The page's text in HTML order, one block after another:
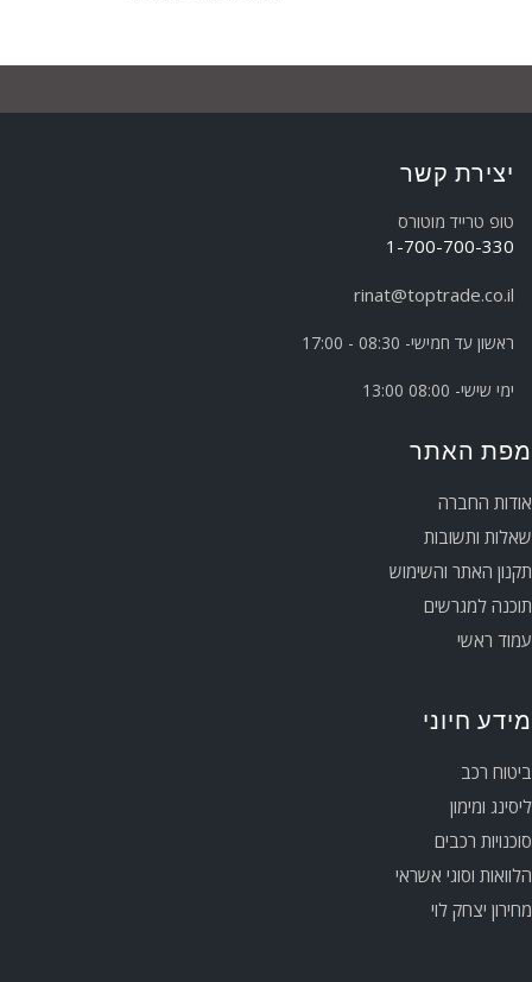
יצירת קשר
טופ טרייד מוטורס
1-700-700-330
rinat@toptrade.co.il
ראשון עד חמישי- 08:30 - 17:00
ימי שישי- 08:00 13:00
מפת האתר
אודות החברה
שאלות ותשובות
תקנון האתר והשימוש
תוכנה למגרשים
עמוד ראשי
מידע חיוני
ביטוח רכב
ליסינג ומימון
סוכנויות רכבים
הלוואות וסוגי אשראי
מחירון יצחק לוי